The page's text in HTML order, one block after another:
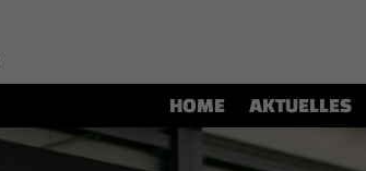
HOME AKTUELLES